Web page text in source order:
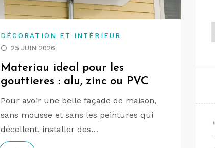
DÉCORATION ET INTÉRIEUR
25 JUIN 2026
Materiau ideal pour les
gouttieres : alu, zinc ou PVC
Pour avoir une belle façade de maison,
sans mousse et sans les peintures qui
décollent, installer des…